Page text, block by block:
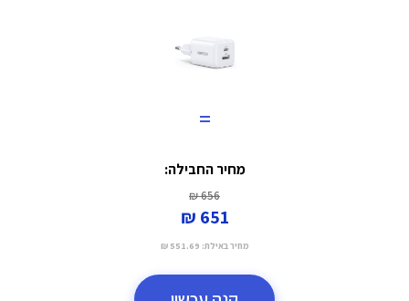
=
מחיר החבילה:
656 ₪
651 ₪
מחיר באילת: 551.69 ₪